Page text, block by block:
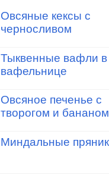
Овсяные кексы с
черносливом
Тыквенные вафли в
вафельнице
Овсяное печенье с
творогом и бананом
Миндальные